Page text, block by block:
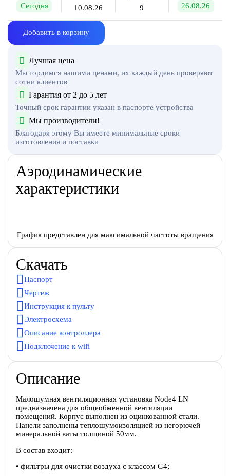
Сегодня 10.08.26 9 26.08.26
Добавить в корзину
Лучшая цена
Мы гордимся нашими ценами, их каждый день проверяют
сотни клиентов
Гарантия от 2 до 5 лет
Точный срок гарантии указан в паспорте устройства
Мы производители!
Благодаря этому Вы имеете минимальные сроки
изготовления и поставки
Аэродинамические
характеристики
График представлен для максимальной частоты вращения
Скачать
Паспорт
Чертеж
Инструкция к пульту
Электросхема
Описание контроллера
Подключение к wifi
Описание
Малошумная вентиляционная установка Node4 LN
предназначена для общеобменной вентиляции
помещений. Корпус выполнен из оцинкованной стали.
Панели заполнены теплошумоизоляцией из негорючей
минеральной ваты толщиной 50мм.
В состав входит:
• фильтры для очистки воздуха с классом G4;